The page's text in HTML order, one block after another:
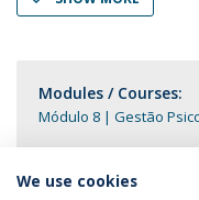
Modules / Courses:
Módulo 8 | Gestão
We use cookies